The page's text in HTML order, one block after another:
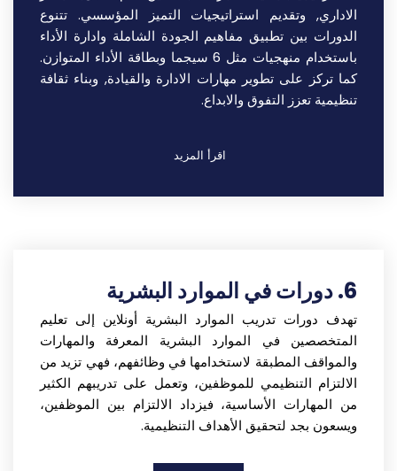
الاداري, وتقديم استراتيجيات التميز المؤسسي. تتنوع
الدورات بين تطبيق مفاهيم الجودة الشاملة وادارة الأداء
باستخدام منهجيات مثل 6 سيجما وبطاقة الأداء المتوازن.
كما تركز على تطوير مهارات الادارة والقيادة, وبناء ثقافة
تنظيمية تعزز التفوق والابداع.
اقرأ المزيد
6. دورات في الموارد البشرية
تهدف دورات تدريب الموارد البشرية أونلاين إلى تعليم
المتخصصين في الموارد البشرية المعرفة والمهارات
والمواقف المطبقة لاستخدامها في وظائفهم، فهي تزيد من
الالتزام التنظيمي للموظفين، وتعمل على تدريبهم الكثير
من المهارات الأساسية، فيزداد الالتزام بين الموظفين،
ويسعون بجد لتحقيق الأهداف التنظيمية.